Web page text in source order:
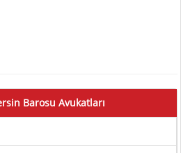
Barosu Avukatları